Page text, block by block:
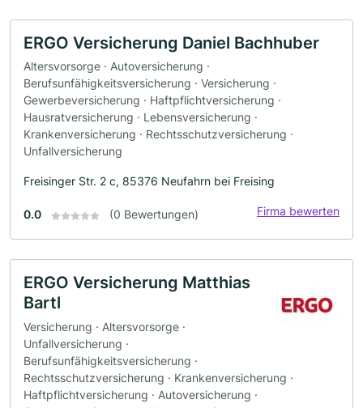
ERGO Versicherung Daniel Bachhuber
Altersvorsorge · Autoversicherung ·
Berufsunfähigkeitsversicherung · Versicherung ·
Gewerbeversicherung · Haftpflichtversicherung ·
Hausratversicherung · Lebensversicherung ·
Krankenversicherung · Rechtsschutzversicherung ·
Unfallversicherung
Freisinger Str. 2 c, 85376 Neufahrn bei Freising
0.0 (0 Bewertungen) Firma bewerten
ERGO Versicherung Matthias
Bartl
Versicherung · Altersvorsorge ·
Unfallversicherung ·
Berufsunfähigkeitsversicherung ·
Rechtsschutzversicherung · Krankenversicherung ·
Haftpflichtversicherung · Autoversicherung ·